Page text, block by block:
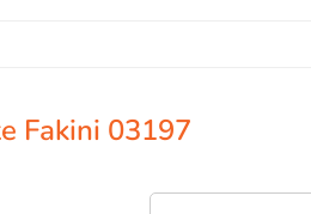
Fakini 03197